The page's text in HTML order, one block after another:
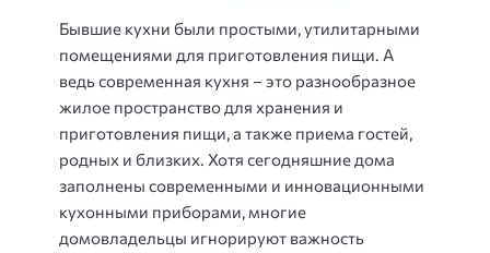
Бывшие кухни были простыми, утилитарными
помещениями для приготовления пищи. А
ведь современная кухня – это разнообразное
жилое пространство для хранения и
приготовления пищи, а также приема гостей,
родных и близких. Хотя сегодняшние дома
заполнены современными и инновационными
кухонными приборами, многие
домовладельцы игнорируют важность